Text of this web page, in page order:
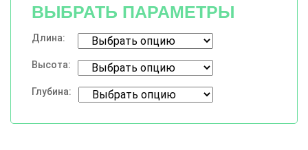
ВЫБРАТЬ ПАРАМЕТРЫ
Длина:
Высота:
Глубина: